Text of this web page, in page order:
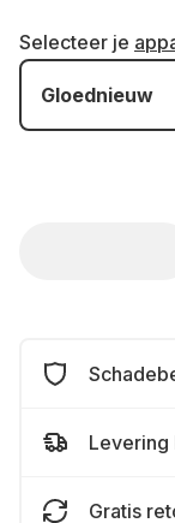
Selecteer je
Gloednieuw
Levering
Gratis